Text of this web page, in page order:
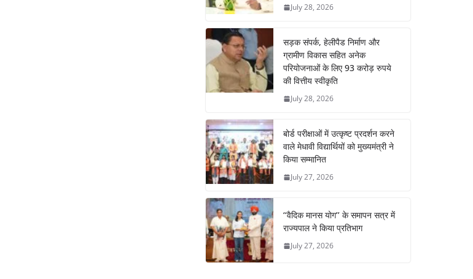
July 28, 2026
सड़क संपर्क, हेलीपैड निर्माण और
ग्रामीण विकास सहित अनेक
परियोजनाओं के लिए 93 करोड़ रुपये
की वित्तीय स्वीकृति
July 28, 2026
बोर्ड परीक्षाओं में उत्कृष्ट प्रदर्शन करने
वाले मेधावी विद्यार्थियों को मुख्यमंत्री ने
किया सम्मानित
July 27, 2026
‘‘वैदिक मानस योग’’ के समापन सत्र में
राज्यपाल ने किया प्रतिभाग
July 27, 2026